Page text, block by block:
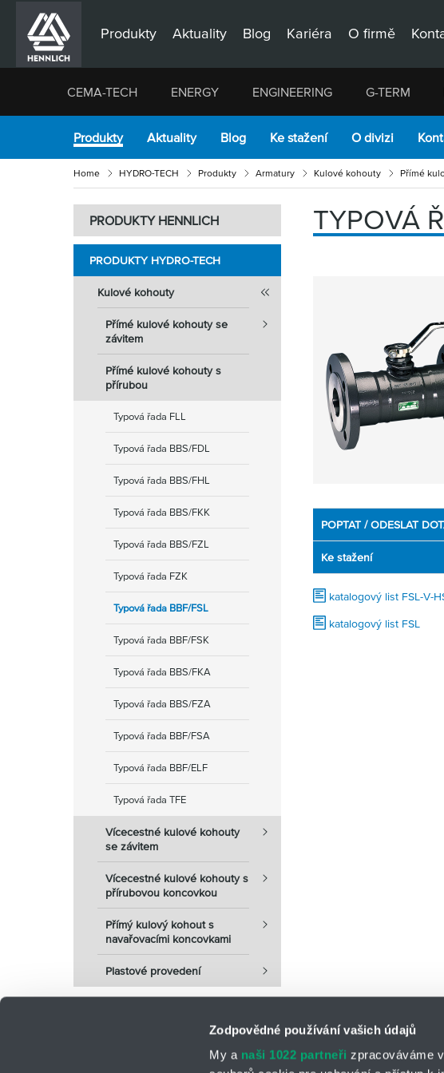
Zodpovědné používání vašich údajů
My a naši 1022 partneři zpracováváme
Produkty Aktuality Blog Kariéra O firmě
CEMA-TECH ENERGY ENGINEERING G-TERM
Produkty Aktuality Blog Ke stažení O divizi
Home HYDRO-TECH Produkty Armatury Kulové kohouty Přímé
PRODUKTY HENNLICH
PRODUKTY HYDRO-TECH
Kulové kohouty
Přímé kulové kohouty se
závitem
Přímé kulové kohouty s
přírubou
Typová řada FLL
Typová řada BBS/FDL
Typová řada BBS/FHL
Typová řada BBS/FKK
Typová řada BBS/FZL
Typová řada FZK
Typová řada BBF/FSL
Typová řada BBF/FSK
Typová řada BBS/FKA
Typová řada BBS/FZA
Typová řada BBF/FSA
Typová řada BBF/ELF
Typová řada TFE
Vícecestné kulové kohouty
se závitem
Vícecestné kulové kohouty s
přírubovou koncovkou
Přímý kulový kohout s
navařovacími koncovkami
Plastové provedení
TYPOVÁ
POPTAT / ODESLAT
Ke stažení
katalogový list FSL-V-
katalogový list FSL